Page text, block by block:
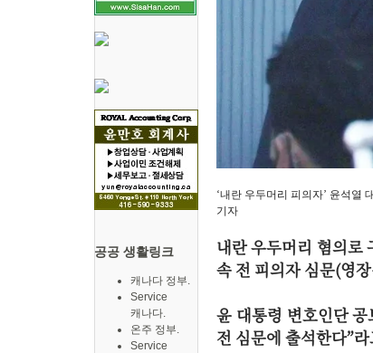
공공 생활링크
캐나다 정부.
Service
캐나다.
온주 정부.
Service
‘내란 우두머리 피의자’ 윤석열
기자
내란 우두머리 혐의로
속 전 피의자 심문(영
윤 대통령 변호인단
전 심문에 출석한다”